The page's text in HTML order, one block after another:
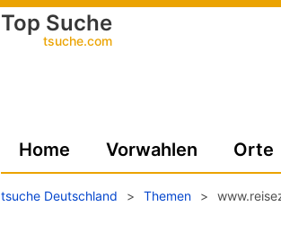
Top Suche
tsuche.com
Home Vorwahlen Orte
tsuche Deutschland > Themen >